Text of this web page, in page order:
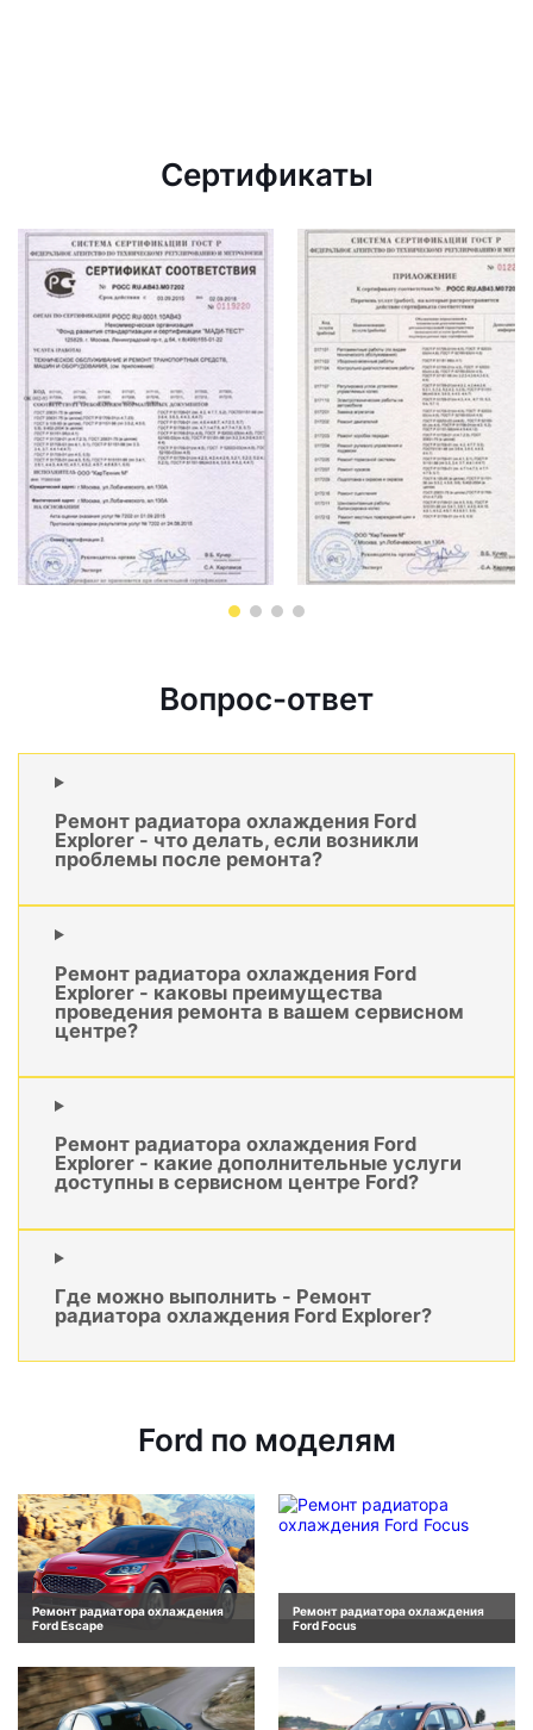
Сертификаты
Вопрос-ответ
Ремонт радиатора охлаждения Ford
Explorer - что делать, если возникли
проблемы после ремонта?
Ремонт радиатора охлаждения Ford
Explorer - каковы преимущества
проведения ремонта в вашем сервисном
центре?
Ремонт радиатора охлаждения Ford
Explorer - какие дополнительные услуги
доступны в сервисном центре Ford?
Где можно выполнить - Ремонт
радиатора охлаждения Ford Explorer?
Ford по моделям
Ремонт радиатора охлаждения
Ford Escape
Ремонт радиатора охлаждения
Ford Focus